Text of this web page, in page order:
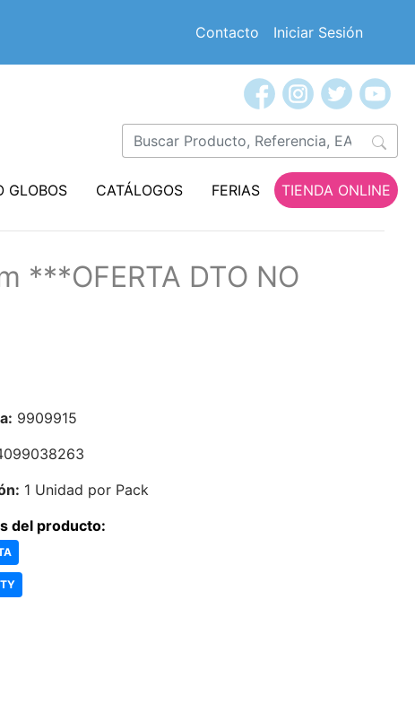
Contacto Iniciar Sesión
GLOBOS CATÁLOGOS FERIAS TIENDA ONLINE
***OFERTA DTO NO
9909915
1 Unidad por Pack
del producto: